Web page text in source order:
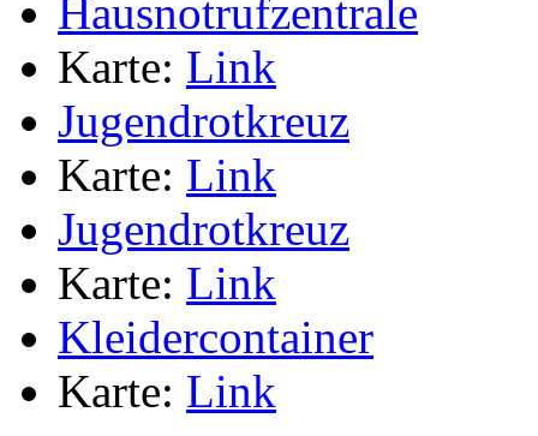
Hausnotrufzentrale
Karte: Link
Jugendrotkreuz
Karte: Link
Jugendrotkreuz
Karte: Link
Kleidercontainer
Karte: Link